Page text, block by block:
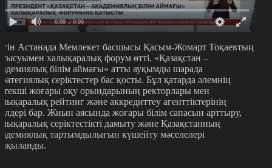
0:00 / 0:00
Астанада Мемлекет басшысы Қасым-Жомарт Тоқаевтың
халықаралық форум өтті. «Қазақстан –
білім аймағы» атты ауқымды шарада
серіктестер бас қосты. Бұл қатарда әлемнің
жоғары оқу орындарының ректорлары мен
рейтинг және аккредиттеу агенттіктерінің
бар. Жиын аясында жоғары білім сапасын арттыру,
серіктестікті дамыту және Қазақстанның
тартымдылығын күшейту мәселелері